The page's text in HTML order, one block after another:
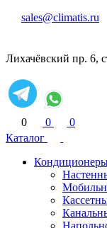
sales@climatis.ru
Лихачёвский пр. 6,
0 0
0
Каталог